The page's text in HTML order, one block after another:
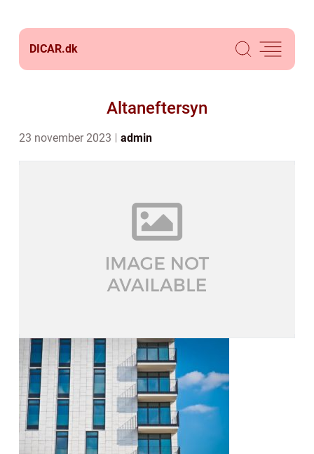
DICAR.dk
Altaneftersyn
23 november 2023 admin